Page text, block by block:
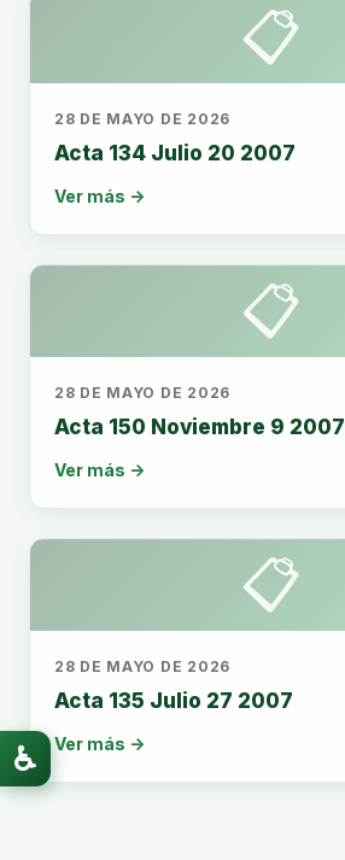
📋
28 DE MAYO DE 2026
Acta 134 Julio 20 2007
Ver más →
📋
28 DE MAYO DE 2026
Acta 150 Noviembre 9 2007
Ver más →
📋
28 DE MAYO DE 2026
Acta 135 Julio 27 2007
Ver más →
♿